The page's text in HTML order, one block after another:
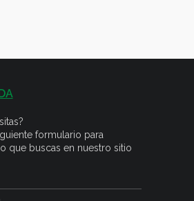
formulario para
que buscas en nuestro sitio